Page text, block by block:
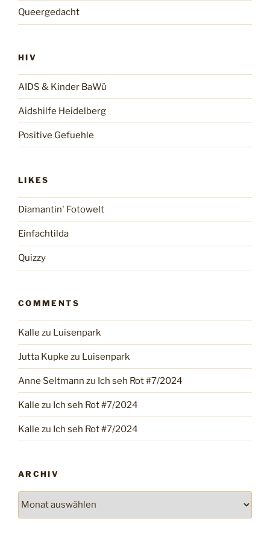
Queergedacht
HIV
AIDS & Kinder BaWü
Aidshilfe Heidelberg
Positive Gefuehle
LIKES
Diamantin' Fotowelt
Einfachtilda
Quizzy
COMMENTS
Kalle zu Luisenpark
Jutta Kupke zu Luisenpark
Anne Seltmann zu Ich seh Rot #7/2024
Kalle zu Ich seh Rot #7/2024
Kalle zu Ich seh Rot #7/2024
ARCHIV